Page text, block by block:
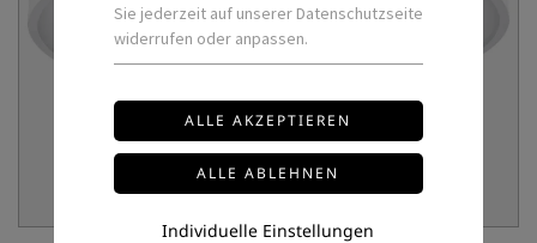
Sie jederzeit auf unserer Datenschutzseite
widerrufen oder anpassen.
Individuelle Einstellungen